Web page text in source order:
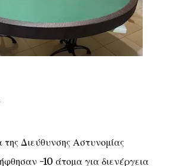
της Διεύθυνσης Αστυνομίας
-10 άτομα για διενέργεια